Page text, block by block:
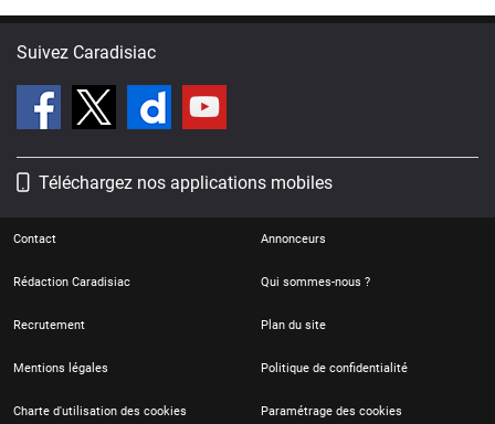
Suivez Caradisiac
Téléchargez nos applications mobiles
Contact Annonceurs
Rédaction Caradisiac Qui sommes-nous ?
Recrutement Plan du site
Mentions légales Politique de confidentialité
Charte d'utilisation des cookies Paramétrage des cookies